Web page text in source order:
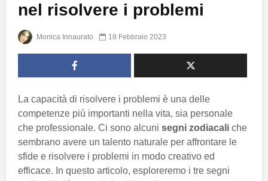
nel risolvere i problemi
Monica Innaurato 18 Febbraio 2023
La capacità di risolvere i problemi è una delle
competenze più importanti nella vita, sia personale
che professionale. Ci sono alcuni segni zodiacali che
sembrano avere un talento naturale per affrontare le
sfide e risolvere i problemi in modo creativo ed
efficace. In questo articolo, esploreremo i tre segni